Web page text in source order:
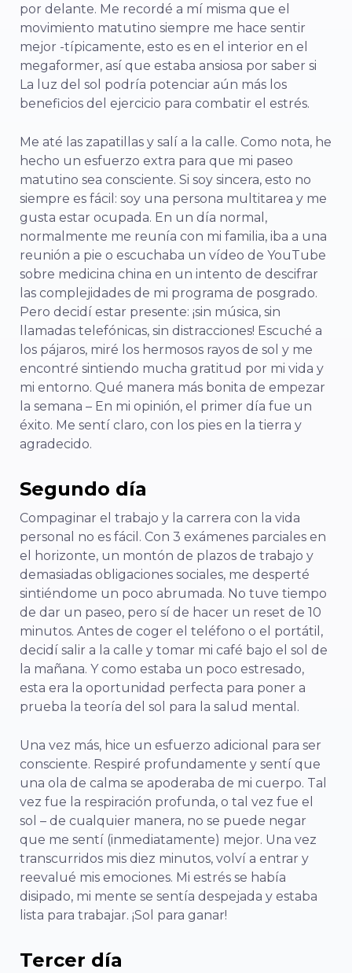
por delante. Me recordé a mí misma que el
movimiento matutino siempre me hace sentir
mejor -típicamente, esto es en el interior en el
megaformer, así que estaba ansiosa por saber si
La luz del sol podría potenciar aún más los
beneficios del ejercicio para combatir el estrés.
Me até las zapatillas y salí a la calle. Como nota, he
hecho un esfuerzo extra para que mi paseo
matutino sea consciente. Si soy sincera, esto no
siempre es fácil: soy una persona multitarea y me
gusta estar ocupada. En un día normal,
normalmente me reunía con mi familia, iba a una
reunión a pie o escuchaba un vídeo de YouTube
sobre medicina china en un intento de descifrar
las complejidades de mi programa de posgrado.
Pero decidí estar presente: ¡sin música, sin
llamadas telefónicas, sin distracciones! Escuché a
los pájaros, miré los hermosos rayos de sol y me
encontré sintiendo mucha gratitud por mi vida y
mi entorno. Qué manera más bonita de empezar
la semana – En mi opinión, el primer día fue un
éxito. Me sentí claro, con los pies en la tierra y
agradecido.
Segundo día
Compaginar el trabajo y la carrera con la vida
personal no es fácil. Con 3 exámenes parciales en
el horizonte, un montón de plazos de trabajo y
demasiadas obligaciones sociales, me desperté
sintiéndome un poco abrumada. No tuve tiempo
de dar un paseo, pero sí de hacer un reset de 10
minutos. Antes de coger el teléfono o el portátil,
decidí salir a la calle y tomar mi café bajo el sol de
la mañana. Y como estaba un poco estresado,
esta era la oportunidad perfecta para poner a
prueba la teoría del sol para la salud mental.
Una vez más, hice un esfuerzo adicional para ser
consciente. Respiré profundamente y sentí que
una ola de calma se apoderaba de mi cuerpo. Tal
vez fue la respiración profunda, o tal vez fue el
sol – de cualquier manera, no se puede negar
que me sentí (inmediatamente) mejor. Una vez
transcurridos mis diez minutos, volví a entrar y
reevalué mis emociones. Mi estrés se había
disipado, mi mente se sentía despejada y estaba
lista para trabajar. ¡Sol para ganar!
Tercer día